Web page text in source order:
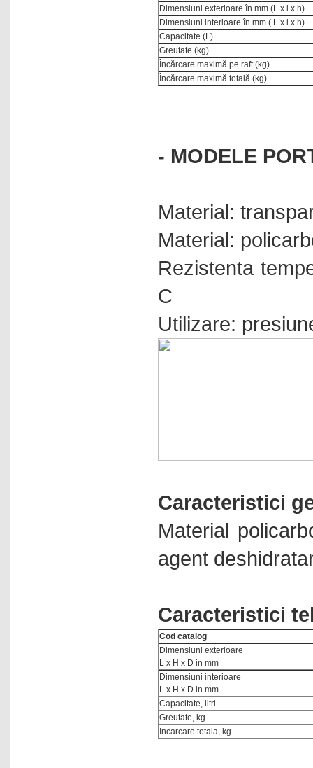
Dimensiuni exterioare în mm (L x l x h)
Dimensiuni interioare în mm ( L x l x h)
Capacitate (L)
Greutate (kg)
Încărcare maximă pe raft (kg)
Încărcare maximă totală (kg)
- MODELE
Material:
Material:
Rezistenta
C
Utilizare:
Caracteristici
Material
agent
Caracteristici
Cod catalog
Dimensiuni exterioare
L x H x D in mm
Dimensiuni interioare
L x H x D in mm
Capacitate, litri
Greutate, kg
Incarcare totala, kg